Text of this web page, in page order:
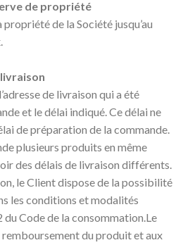
de propriété
de la Société jusqu’au
de livraison qui a été
et le délai indiqué. Ce délai ne
de préparation de la commande.
plusieurs produits en même
des délais de livraison différents.
le Client dispose de la possibilité
les conditions et modalités
du Code de la consommation.Le
du produit et aux